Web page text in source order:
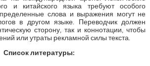
и китайского языка требуют особого
слова и выражения могут не
в другом языке. Переводчик должен
сторону, так и коннотации, чтобы
или утраты рекламной силы текста.
Список литературы: